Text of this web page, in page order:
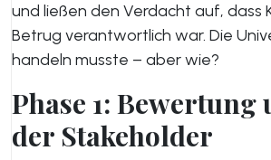
und ließen den Verdacht auf, dass
Betrug verantwortlich war. Die
handeln musste – aber wie?
Phase 1:
der Stakeholder